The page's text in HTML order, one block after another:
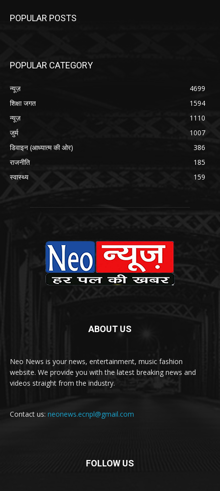
POPULAR POSTS
POPULAR CATEGORY
न्यूज़
4699
शिक्षा जगत
1594
न्यूज़
1110
जुर्म
1007
डिवाइन (आध्यात्म की ओर)
386
राजनीति
185
स्वास्थ्य
159
ABOUT US
Neo News is your news, entertainment, music fashion
website. We provide you with the latest breaking news and
videos straight from the industry.
Contact us: neonews.ecnpl@gmail.com
FOLLOW US